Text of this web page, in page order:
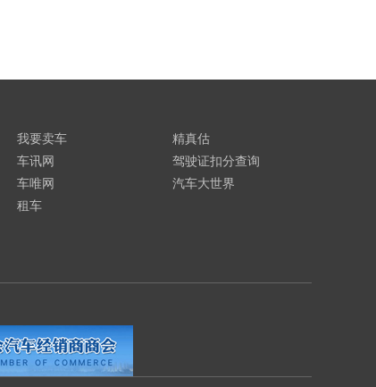
我要卖车
车讯网
车唯网
租车
精真估
驾驶证扣分查询
汽车大世界